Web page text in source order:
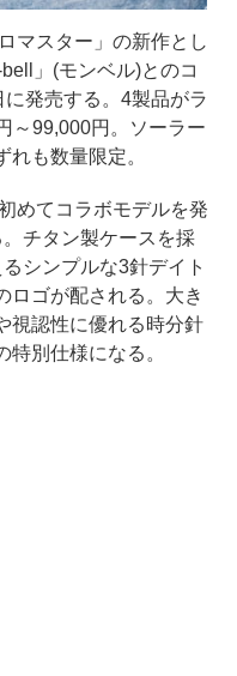
マスター」の新作とし
」(モンベル)とのコ
発売する。4製品がラ
～99,000円。ソーラー
も数量限定。
めてコラボモデルを発
チタン製ケースを採
シンプルな3針デイト
ロゴが配される。大き
視認性に優れる時分針
別仕様になる。